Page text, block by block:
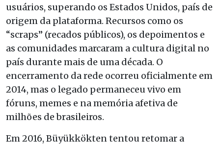
usuários, superando os Estados Unidos, país de
origem da plataforma. Recursos como os
“scraps” (recados públicos), os depoimentos e
as comunidades marcaram a cultura digital no
país durante mais de uma década. O
encerramento da rede ocorreu oficialmente em
2014, mas o legado permaneceu vivo em
fóruns, memes e na memória afetiva de
milhões de brasileiros.
Em 2016, Büyükkökten tentou retomar a